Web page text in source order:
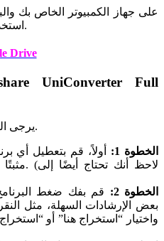
استخدامه، يرجى النقر على هذا الرابط.
Drive
يرجى العمل معي لإكمال المراحل التالية.
الخطوة 1:
أولاً، قم بتعطيل أي
مثبتًا
الخطوة 2:
قم بفك ضغط البرنامج
بعض الإرشادات السهلة، مثل
واختيار “استخراج هنا” أو